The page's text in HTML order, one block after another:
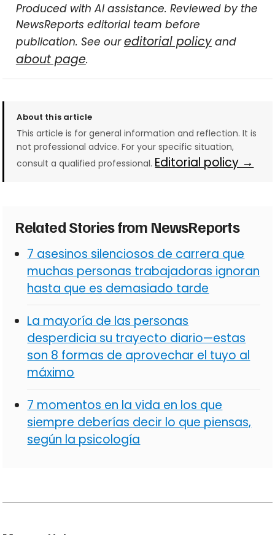
Produced with AI assistance. Reviewed by the
NewsReports editorial team before
publication. See oureditorial policyand
about page.
About this article
This article is for general information and reflection. It is
not professional advice. For your specific situation,
consult a qualified professional. Editorial policy →
Related Stories from NewsReports
7 asesinos silenciosos de carrera que
muchas personas trabajadoras ignoran
hasta que es demasiado tarde
La mayoría de las personas
desperdicia su trayecto diario—estas
son 8 formas de aprovechar el tuyo al
máximo
7 momentos en la vida en los que
siempre deberías decir lo que piensas,
según la psicología